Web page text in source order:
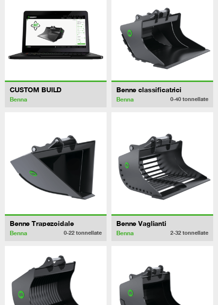
CUSTOM BUILD
Benna
Benne classificatrici
Benna 0-40 tonnellate
Benne Trapezoidale
Benna 0-22 tonnellate
Benne Vaglianti
Benna 2-32 tonnellate